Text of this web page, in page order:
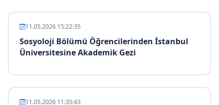
11.05.2026 15:22:35
Sosyoloji Bölümü Öğrencilerinden İstanbul
Üniversitesine Akademik Gezi
11.05.2026 11:35:43